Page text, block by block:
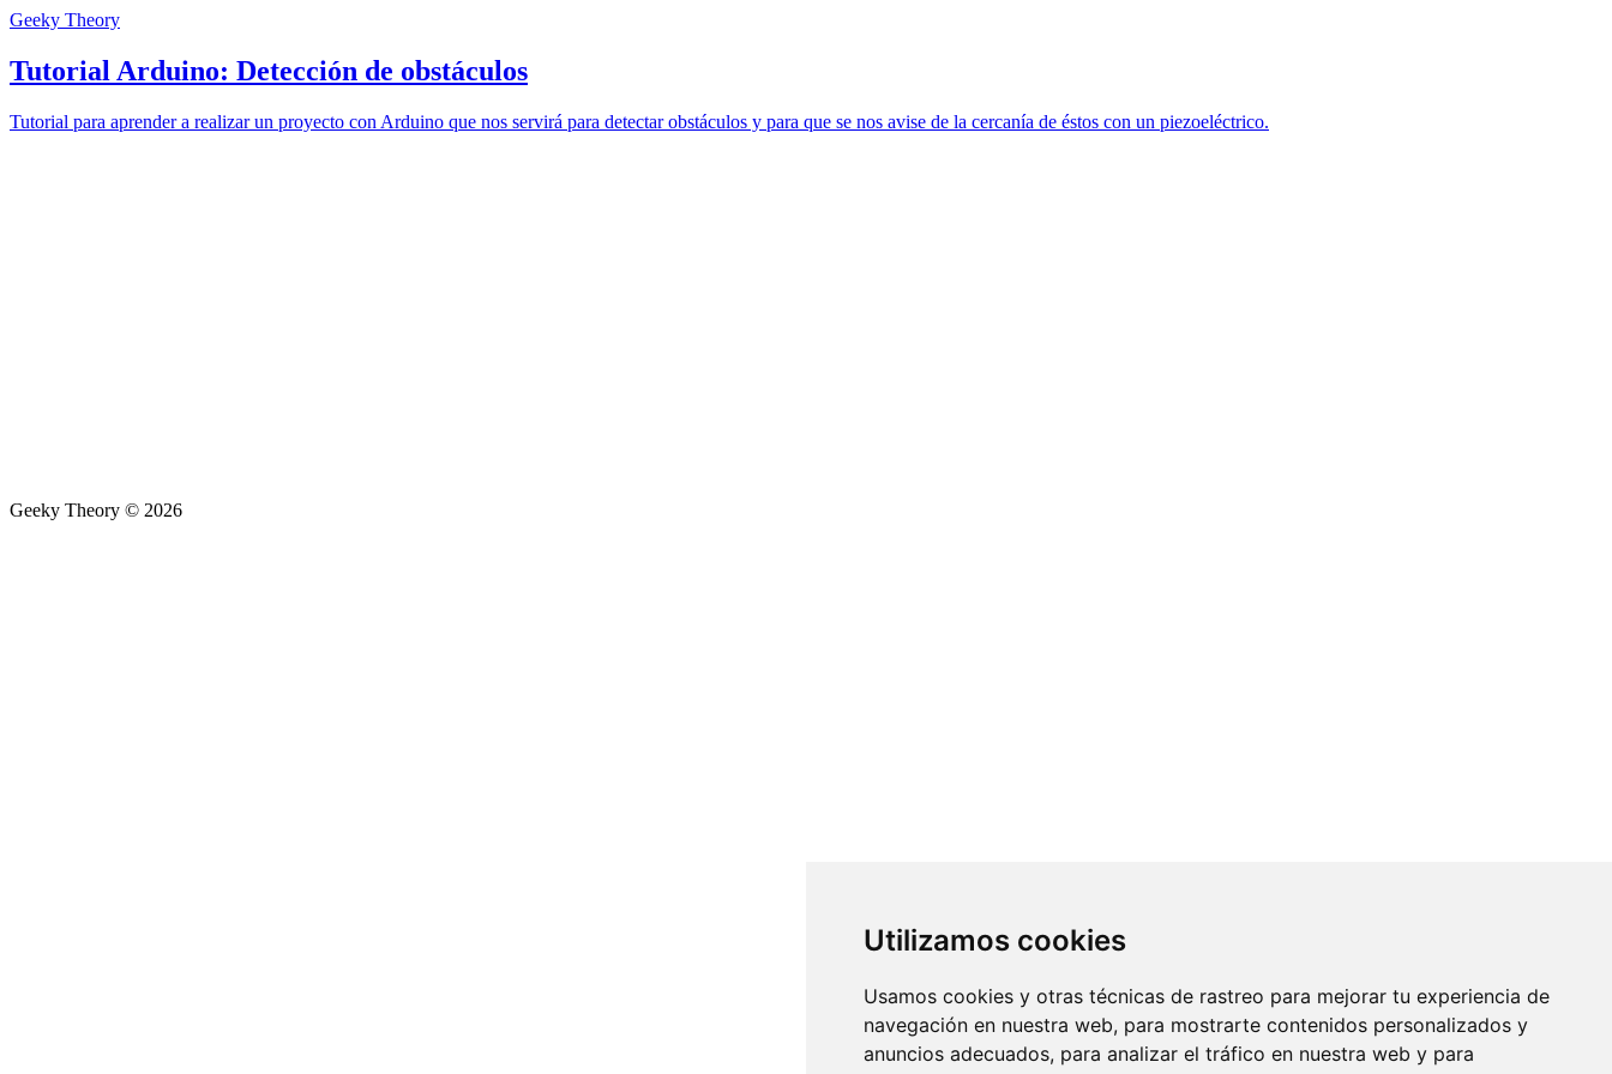
Utilizamos cookies
Usamos cookies y otras técnicas de rastreo para mejorar tu experiencia de
navegación en nuestra web, para mostrarte contenidos personalizados y
anuncios adecuados, para analizar el tráfico en nuestra web y para
Geeky Theory
Tutorial Arduino: Detección de obstáculos
Tutorial para aprender a realizar un proyecto con Arduino que nos servirá para detectar obstáculos y para que se nos avise de la cercanía de éstos con un piezoeléctrico.
Geeky Theory © 2026